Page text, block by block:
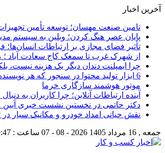
آخرین اخبار
تامین صنعت مهسان؛ توسعه تأمین
پایان عصر هنگ کردن؛ وبلین به سیستم
تأثیر فضای مجازی بر ارتباطات انسان‌ها؛
از شهرک غرب تا سمعک کاج سعادت آباد ؛
چرا ایمپلنت دندان دیگر یک هزینه
6 ابزار تولید محتوا در سنجور که هر نویسنده به آن‌ها نیاز دارد
موتور هوشمند سازگاری خرما
آینده ارتباطات آنلاین؛ چرا کاربران به
دکتر حاتمی در نخستین نشست خبری
نقش حیاتی امداد خودرو و مکانیک سیار
جمعه , 16 مرداد 1405 2026 - 08 - 07 ساعت :